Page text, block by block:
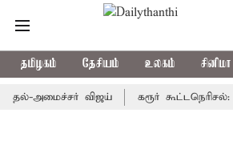
தமிழகம் தேசியம் உலகம் சினிமா
முதல்-அமைச்சர் விஜய் கரூர்